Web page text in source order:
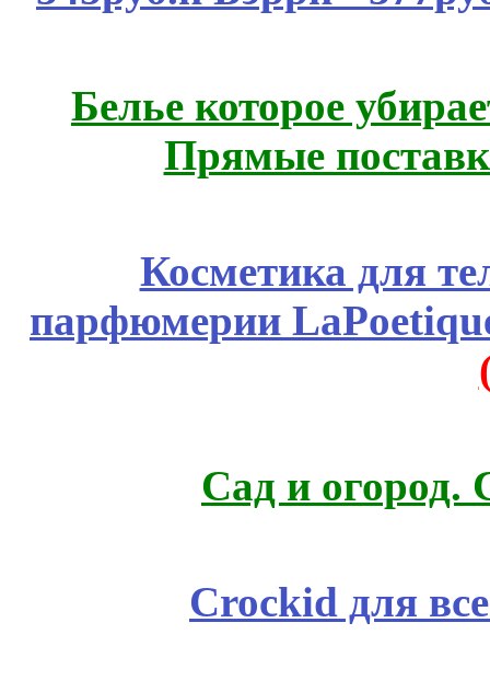
Белье которое
Прямые
Косметика для
парфюмерии
Сад и огород.
Crockid для